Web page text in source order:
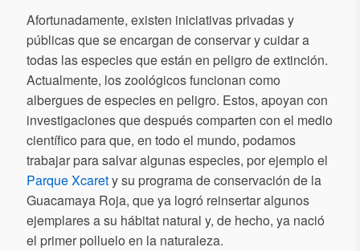
Afortunadamente, existen iniciativas privadas y
públicas que se encargan de conservar y cuidar a
todas las especies que están en peligro de extinción.
Actualmente, los zoológicos funcionan como
albergues de especies en peligro. Estos, apoyan con
investigaciones que después comparten con el medio
científico para que, en todo el mundo, podamos
trabajar para salvar algunas especies, por ejemplo el
Parque Xcarety su programa de conservación de la
Guacamaya Roja, que ya logró reinsertar algunos
ejemplares a su hábitat natural y, de hecho, ya nació
el primer polluelo en la naturaleza.